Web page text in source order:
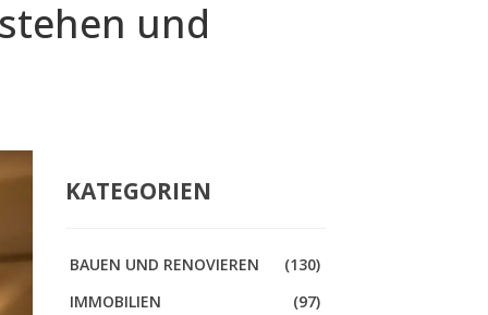
und
KATEGORIEN
BAUEN UND RENOVIEREN
(130)
IMMOBILIEN
(97)